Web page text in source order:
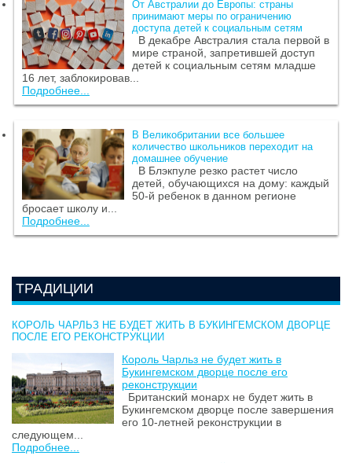
От Австралии до Европы: страны
принимают меры по ограничению
доступа детей к социальным сетям
В декабре Австралия стала первой в
мире страной, запретившей доступ
детей к социальным сетям младше
16 лет, заблокировав...
Подробнее...
В Великобритании все большее
количество школьников переходит на
домашнее обучение
В Блэкпуле резко растет число
детей, обучающихся на дому: каждый
50-й ребенок в данном регионе
бросает школу и...
Подробнее...
ТРАДИЦИИ
КОРОЛЬ ЧАРЛЬЗ НЕ БУДЕТ ЖИТЬ В БУКИНГЕМСКОМ ДВОРЦЕ
ПОСЛЕ ЕГО РЕКОНСТРУКЦИИ
Король Чарльз не будет жить в
Букингемском дворце после его
реконструкции
Британский монарх не будет жить в
Букингемском дворце после завершения
его 10-летней реконструкции в
следующем...
Подробнее...